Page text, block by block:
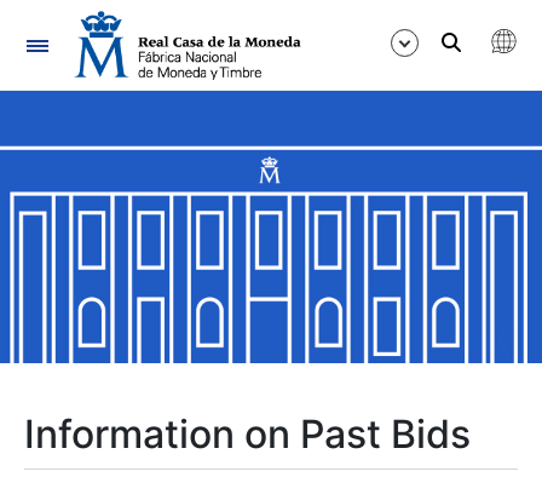
Navigation
Show/Hide
Show/Hide
Show/Hide
Information on Past Bids